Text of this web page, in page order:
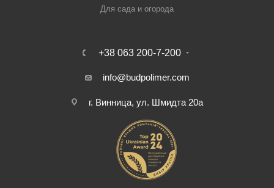
Для сада и огорода
+38 063 200-7-200
info@budpolimer.com
г. Винница, ул. Шмидта 20а